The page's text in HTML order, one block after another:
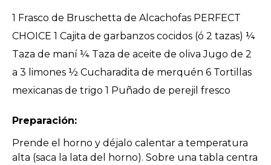
1 Frasco de Bruschetta de Alcachofas PERFECT
CHOICE 1 Cajita de garbanzos cocidos (ó 2 tazas) ¼
Taza de maní ¼ Taza de aceite de oliva Jugo de 2
a 3 limones ½ Cucharadita de merquén 6 Tortillas
mexicanas de trigo 1 Puñado de perejil fresco
Preparación:
Prende el horno y déjalo calentar a temperatura
alta (saca la lata del horno). Sobre una tabla centra